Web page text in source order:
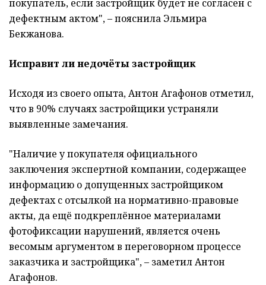
покупатель, если застройщик будет не согласен с
дефектным актом", – пояснила Эльмира
Бекжанова.
Исправит ли недочёты застройщик
Исходя из своего опыта, Антон Агафонов отметил,
что в 90% случаях застройщики устраняли
выявленные замечания.
"Наличие у покупателя официального
заключения экспертной компании, содержащее
информацию о допущенных застройщиком
дефектах с отсылкой на нормативно-правовые
акты, да ещё подкреплённое материалами
фотофиксации нарушений, является очень
весомым аргументом в переговорном процессе
заказчика и застройщика", – заметил Антон
Агафонов.